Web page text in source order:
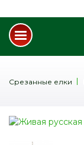
Срезанные елки